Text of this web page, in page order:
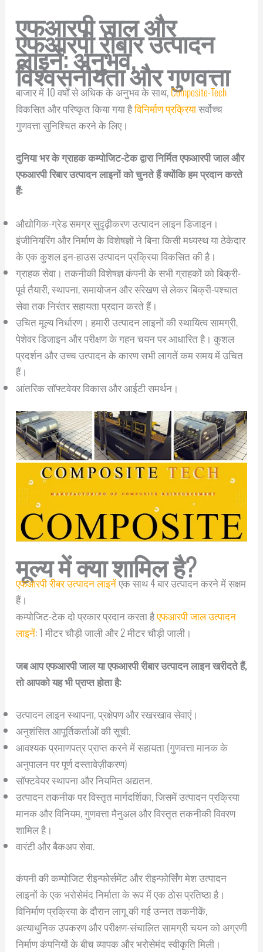
एफआरपी जाल और
एफआरपी रीबार उत्पादन
लाइनें: अनुभव,
विश्वसनीयता और गुणवत्ता
बाजार में 10 वर्षों से अधिक के अनुभव के साथ,Composite-Tech
विकसित और परिष्कृत किया गया हैविनिर्माण प्रक्रियासर्वोच्च
गुणवत्ता सुनिश्चित करने के लिए।
दुनिया भर के ग्राहक कम्पोजिट-टेक द्वारा निर्मित एफआरपी जाल और
एफआरपी रिबार उत्पादन लाइनों को चुनते हैं क्योंकि हम प्रदान करते
हैं:
औद्योगिक-ग्रेड समग्र सुदृढ़ीकरण उत्पादन लाइन डिजाइन।
इंजीनियरिंग और निर्माण के विशेषज्ञों ने बिना किसी मध्यस्थ या ठेकेदार
के एक कुशल इन-हाउस उत्पादन प्रक्रिया विकसित की है।
ग्राहक सेवा। तकनीकी विशेषज्ञ कंपनी के सभी ग्राहकों को बिक्री-
पूर्व तैयारी, स्थापना, समायोजन और संरेखण से लेकर बिक्री-पश्चात
सेवा तक निरंतर सहायता प्रदान करते हैं।
उचित मूल्य निर्धारण। हमारी उत्पादन लाइनों की स्थायित्व सामग्री,
पेशेवर डिजाइन और परीक्षण के गहन चयन पर आधारित है। कुशल
प्रदर्शन और उच्च उत्पादन के कारण सभी लागतें कम समय में उचित
हैं।
आंतरिक सॉफ्टवेयर विकास और आईटी समर्थन।
मूल्य में क्या शामिल है?
एफआरपी रीबर उत्पादन लाइनेंएक साथ 4 बार उत्पादन करने में सक्षम
हैं।
कम्पोजिट-टेक दो प्रकार प्रदान करता हैएफआरपी जाल उत्पादन
लाइनें: 1 मीटर चौड़ी जाली और 2 मीटर चौड़ी जाली।
जब आप एफआरपी जाल या एफआरपी रीबार उत्पादन लाइन खरीदते हैं,
तो आपको यह भी प्राप्त होता है:
उत्पादन लाइन स्थापना, प्रक्षेपण और रखरखाव सेवाएं।
अनुशंसित आपूर्तिकर्ताओं की सूची.
आवश्यक प्रमाणपत्र प्राप्त करने में सहायता (गुणवत्ता मानक के
अनुपालन पर पूर्ण दस्तावेज़ीकरण)
सॉफ्टवेयर स्थापना और नियमित अद्यतन.
उत्पादन तकनीक पर विस्तृत मार्गदर्शिका, जिसमें उत्पादन प्रक्रिया
मानक और विनियम, गुणवत्ता मैनुअल और विस्तृत तकनीकी विवरण
शामिल है।
वारंटी और बैकअप सेवा.
कंपनी की कम्पोजिट रीइन्फोर्समेंट और रीइन्फोर्सिंग मेश उत्पादन
लाइनों के एक भरोसेमंद निर्माता के रूप में एक ठोस प्रतिष्ठा है।
विनिर्माण प्रक्रिया के दौरान लागू की गई उन्नत तकनीकें,
अत्याधुनिक उपकरण और परीक्षण-संचालित सामग्री चयन को अग्रणी
निर्माण कंपनियों के बीच व्यापक और भरोसेमंद स्वीकृति मिली।